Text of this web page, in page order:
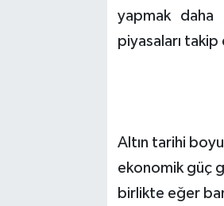
yapmak daha
piyasaları takip
Altın tarihi
ekonomik güç
birlikte eğer